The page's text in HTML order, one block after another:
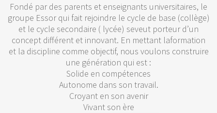
Fondé par des parents et enseignants universitaires, le
groupe Essor qui fait rejoindre le cycle de base (collège)
et le cycle secondaire ( lycée) seveut porteur d’un
concept différent et innovant. En mettant laformation
et la discipline comme objectif, nous voulons construire
une génération qui est :
Solide en compétences
Autonome dans son travail.
Croyant en son avenir
Vivant son ère